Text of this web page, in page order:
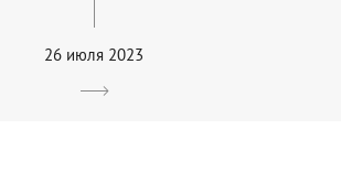
26 июля 2023